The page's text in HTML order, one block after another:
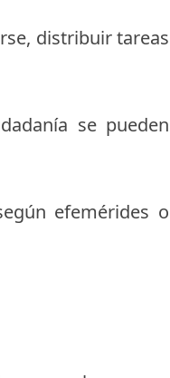
distribuir tareas
se pueden
efemérides o